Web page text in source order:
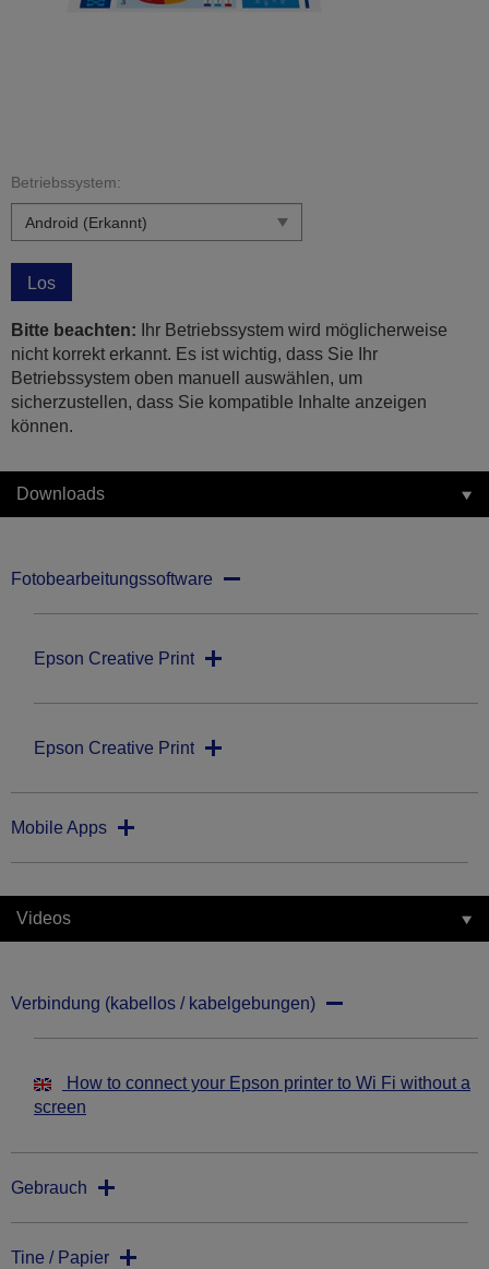
Betriebssystem:
Los
Bitte beachten: Ihr Betriebssystem wird möglicherweise
nicht korrekt erkannt. Es ist wichtig, dass Sie Ihr
Betriebssystem oben manuell auswählen, um
sicherzustellen, dass Sie kompatible Inhalte anzeigen
können.
Downloads
Fotobearbeitungssoftware
Epson Creative Print
Epson Creative Print
Mobile Apps
Videos
Verbindung (kabellos / kabelgebungen)
How to connect your Epson printer to Wi Fi without a
screen
Gebrauch
Tine / Papier